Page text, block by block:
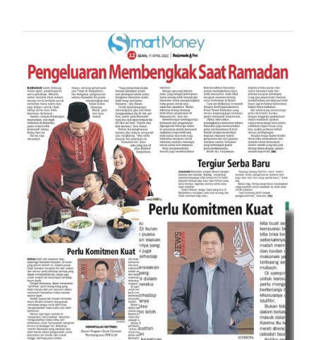
Perlu Komitmet Kuat
Mengendalikan Belanja di Bulan
Ramadhan